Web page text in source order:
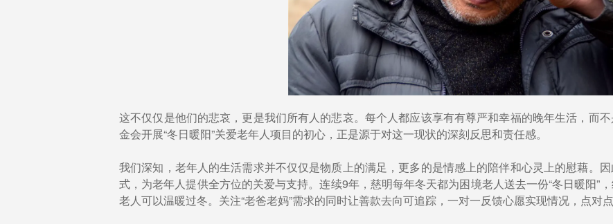
这不仅仅是他们的悲哀，更是我们所有人的悲哀。每个人都应该享有有尊严和幸福的晚年生活，而
金会开展“冬日暖阳”关爱老年人项目的初心，正是源于对这一现状的深刻反思和责任感。
我们深知，老年人的生活需求并不仅仅是物质上的满足，更多的是情感上的陪伴和心灵上的慰藉。
式，为老年人提供全方位的关爱与支持。连续9年，慈明每年冬天都为困境老人送去一份“冬日暖阳”
老人可以温暖过冬。关注“老爸老妈”需求的同时让善款去向可追踪，一对一反馈心愿实现情况，点对